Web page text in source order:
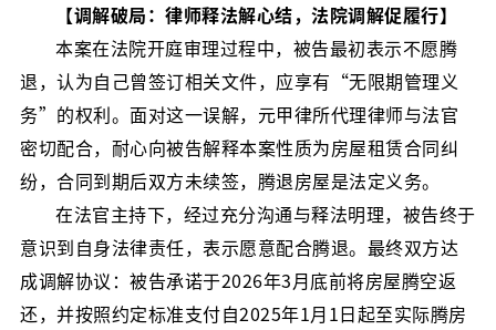
【调解破局：律师释法解心结，法院调解促履行】
本案在法院开庭审理过程中，被告最初表示不愿腾
退，认为自己曾签订相关文件，应享有“无限期管理义
务”的权利。面对这一误解，元甲律所代理律师与法官
密切配合，耐心向被告解释本案性质为房屋租赁合同纠
纷，合同到期后双方未续签，腾退房屋是法定义务。
在法官主持下，经过充分沟通与释法明理，被告终于
意识到自身法律责任，表示愿意配合腾退。最终双方达
成调解协议：被告承诺于2026年3月底前将房屋腾空返
还，并按照约定标准支付自2025年1月1日起至实际腾房